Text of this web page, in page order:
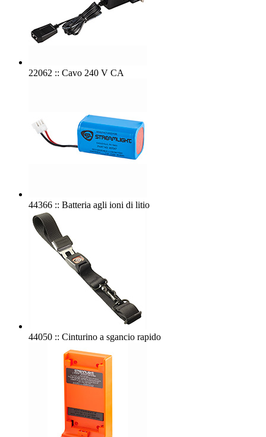
22062 :: Cavo 240 V CA
44366 :: Batteria agli ioni di litio
44050 :: Cinturino a sgancio rapido